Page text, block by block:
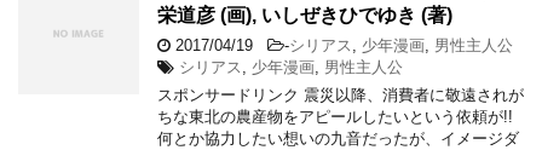
栄道彦 (画), いしぜきひでゆき (著)
2017/04/19 -シリアス , 少年漫画, 男性主人公
シリアス , 少年漫画, 男性主人公
スポンサードリンク 震災以降、消費者に敬遠されが
ちな東北の農産物をアピールしたいという依頼が!!
何とか協力したい想いの九音だったが、イメージダ